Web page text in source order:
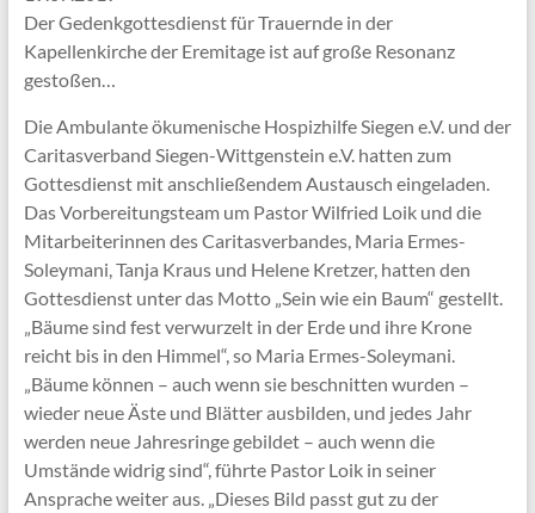
Der Gedenkgottesdienst für Trauernde in der
Kapellenkirche der Eremitage ist auf große Resonanz
gestoßen…
Die Ambulante ökumenische Hospizhilfe Siegen e.V. und der
Caritasverband Siegen-Wittgenstein e.V. hatten zum
Gottesdienst mit anschließendem Austausch eingeladen.
Das Vorbereitungsteam um Pastor Wilfried Loik und die
Mitarbeiterinnen des Caritasverbandes, Maria Ermes-
Soleymani, Tanja Kraus und Helene Kretzer, hatten den
Gottesdienst unter das Motto „Sein wie ein Baum“ gestellt.
„Bäume sind fest verwurzelt in der Erde und ihre Krone
reicht bis in den Himmel“, so Maria Ermes-Soleymani.
„Bäume können – auch wenn sie beschnitten wurden –
wieder neue Äste und Blätter ausbilden, und jedes Jahr
werden neue Jahresringe gebildet – auch wenn die
Umstände widrig sind“, führte Pastor Loik in seiner
Ansprache weiter aus. „Dieses Bild passt gut zu der